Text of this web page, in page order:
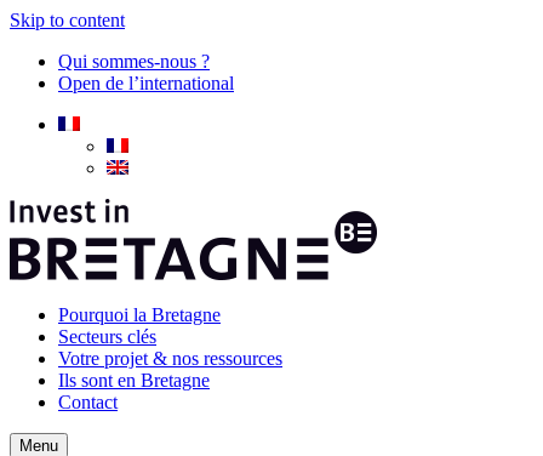
Skip to content
Qui sommes-nous ?
Open de l’international
Pourquoi la Bretagne
Secteurs clés
Votre projet & nos ressources
Ils sont en Bretagne
Contact
Menu